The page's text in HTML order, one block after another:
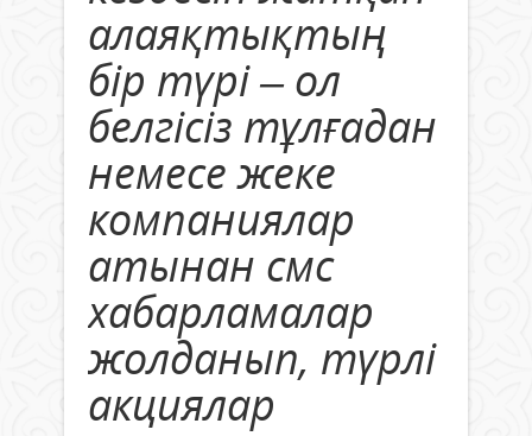
алаяқтықтың
бір түрі – ол
белгісіз тұлғадан
немесе жеке
компаниялар
атынан смс
хабарламалар
жолданып, түрлі
акциялар